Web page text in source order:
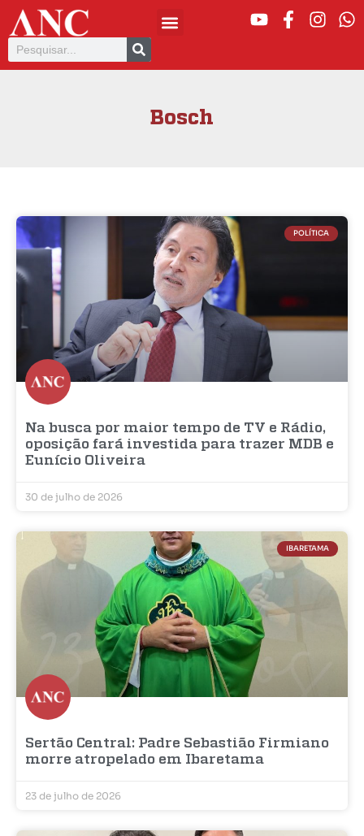
Bosch
POLÍTICA
Na busca por maior tempo de TV e Rádio,
oposição fará investida para trazer MDB e
Eunício Oliveira
30 de julho de 2026
IBARETAMA
Sertão Central: Padre Sebastião Firmiano
morre atropelado em Ibaretama
23 de julho de 2026